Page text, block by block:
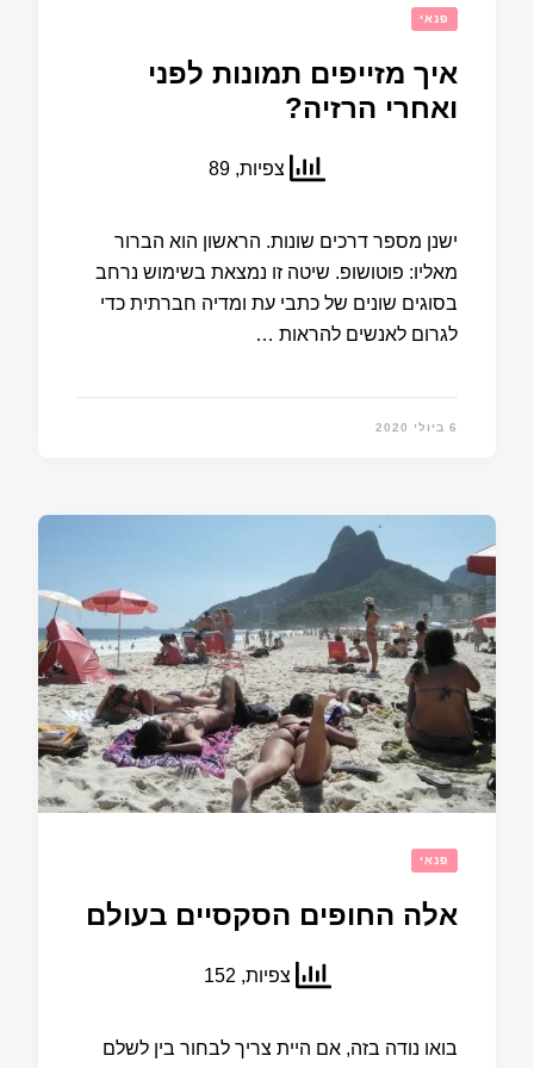
פנאי
איך מזייפים תמונות לפני
ואחרי הרזיה?
צפיות, 89
ישנן מספר דרכים שונות. הראשון הוא הברור
מאליו: פוטושופ. שיטה זו נמצאת בשימוש נרחב
בסוגים שונים של כתבי עת ומדיה חברתית כדי
לגרום לאנשים להראות …
6 ביולי 2020
פנאי
אלה החופים הסקסיים בעולם
צפיות, 152
בואו נודה בזה, אם היית צריך לבחור בין לשלם